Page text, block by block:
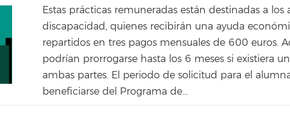
Estas prácticas remuneradas están destinadas a los
discapacidad, quienes recibirán una ayuda
repartidos en tres pagos mensuales de 600 euros.
podrían prorrogarse hasta los 6 meses si existiera
ambas partes. El periodo de solicitud para el
beneficiarse del Programa de...